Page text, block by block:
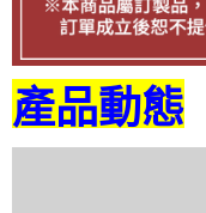
https://aftee.tw/terms/
３．未成年的使用者請事
任。
４．使用「AFTEE先享後
時審查核予不同之上限額度
請求用戶進行身份認證。
產品動態